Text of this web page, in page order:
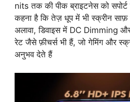
nits तक की पीक ब्राइटनेस को
कहना है कि तेज़ धूप में भी स्क्रीन
अलावा, डिवाइस में DC Dimming
रेट जैसे फ़ीचर्स भी हैं, जो गेमिंग और
अनुभव देते हैं